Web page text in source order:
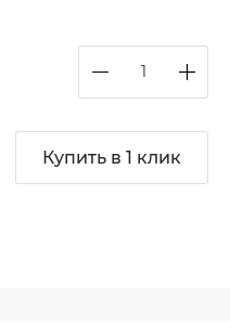
Купить в 1 клик